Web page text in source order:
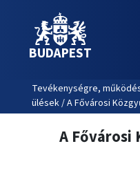
BUDAPEST
Tevékenységre,
ülések / A Fővárosi
A Fővárosi